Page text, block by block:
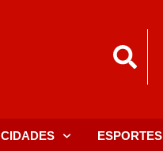
CIDADES ESPORTES